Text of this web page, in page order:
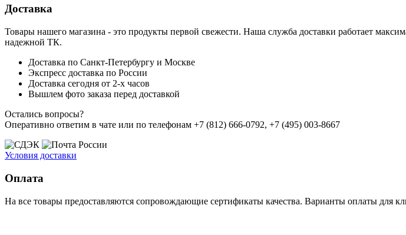
Доставка
Товары нашего магазина - это продукты первой свежести. Наша служба доставки работает
надежной ТК.
Доставка по Санкт-Петербургу и Москве
Экспресс доставка по России
Доставка сегодня от 2-х часов
Вышлем фото заказа перед доставкой
Остались вопросы?
Оперативно ответим в чате или по телефонам +7 (812) 666-0792, +7 (495) 003-8667
Условия доставки
Оплата
На все товары предоставляются сопровождающие сертификаты качества. Варианты оплаты для